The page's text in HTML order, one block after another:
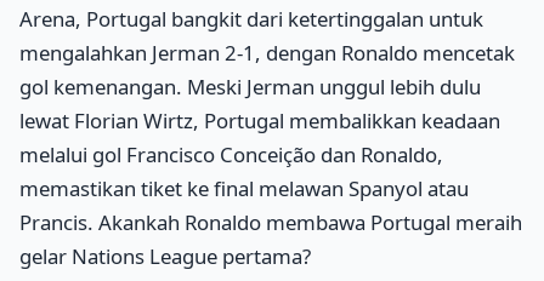
Arena, Portugal bangkit dari ketertinggalan untuk
mengalahkan Jerman 2-1, dengan Ronaldo mencetak
gol kemenangan. Meski Jerman unggul lebih dulu
lewat Florian Wirtz, Portugal membalikkan keadaan
melalui gol Francisco Conceição dan Ronaldo,
memastikan tiket ke final melawan Spanyol atau
Prancis. Akankah Ronaldo membawa Portugal meraih
gelar Nations League pertama?